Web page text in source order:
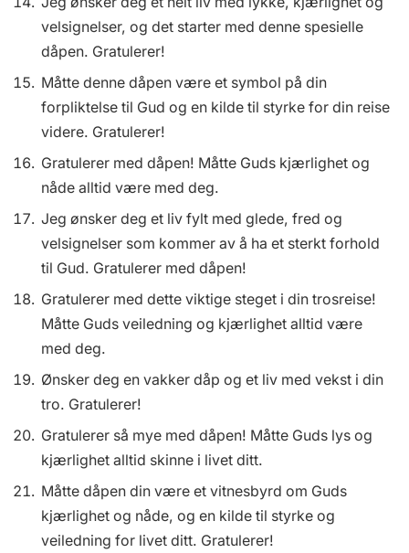
velsignelser, og det starter med denne spesielle
dåpen. Gratulerer!
Måtte denne dåpen være et symbol på din
forpliktelse til Gud og en kilde til styrke for din reise
videre. Gratulerer!
Gratulerer med dåpen! Måtte Guds kjærlighet og
nåde alltid være med deg.
Jeg ønsker deg et liv fylt med glede, fred og
velsignelser som kommer av å ha et sterkt forhold
til Gud. Gratulerer med dåpen!
Gratulerer med dette viktige steget i din trosreise!
Måtte Guds veiledning og kjærlighet alltid være
med deg.
Ønsker deg en vakker dåp og et liv med vekst i din
tro. Gratulerer!
Gratulerer så mye med dåpen! Måtte Guds lys og
kjærlighet alltid skinne i livet ditt.
Måtte dåpen din være et vitnesbyrd om Guds
kjærlighet og nåde, og en kilde til styrke og
veiledning for livet ditt. Gratulerer!